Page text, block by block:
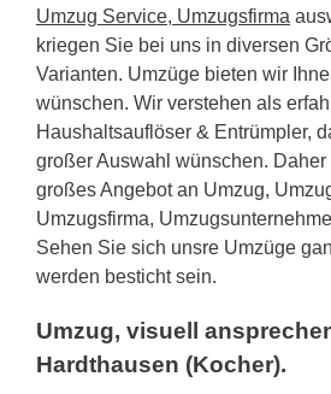
Umzug Service, Umzugsfirma
kriegen Sie bei uns in diversen
Varianten. Umzüge bieten wir
wünschen. Wir verstehen als
Haushaltsauflöser & Entrümpler,
großer Auswahl wünschen.
großes Angebot an Umzug,
Umzugsfirma,
Sehen Sie sich unsre Umzüge
werden besticht sein.
Umzug, visuell
Hardthausen (Kocher).